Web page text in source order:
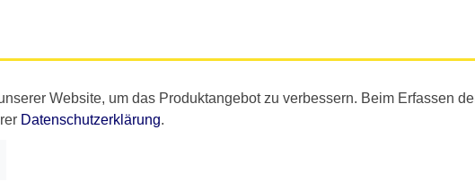
Website, um das Produktangebot zu verbessern. Beim Erfassen
Datenschutzerklärung.